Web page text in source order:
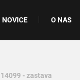
NOVICE O NAS
14099 - zastava